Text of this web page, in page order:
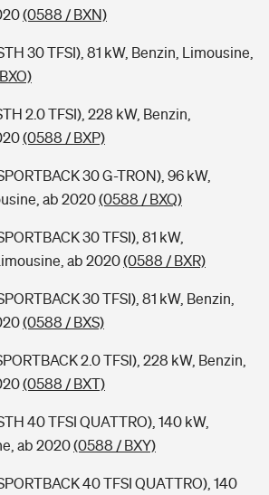
(0588 / BXN)
30 TFSI), 81 kW, Benzin, Limousine,
2.0 TFSI), 228 kW, Benzin,
(0588 / BXP)
30 G-TRON), 96 kW,
ab 2020(0588 / BXQ)
30 TFSI), 81 kW,
ab 2020(0588 / BXR)
30 TFSI), 81 kW, Benzin,
(0588 / BXS)
2.0 TFSI), 228 kW, Benzin,
(0588 / BXT)
40 TFSI QUATTRO), 140 kW,
ab 2020(0588 / BXY)
40 TFSI QUATTRO), 140